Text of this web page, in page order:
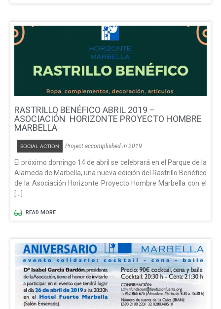
RASTRILLO BENÉFICO ABRIL 2019 –
ASOCIACIÓN HORIZONTE PROYECTO HOMBRE
MARBELLA
SOCIAL ACTION Project accomplished in 2019
El próximo domingo 14 de abril se celebrará en el Parque de la
Alameda de Marbella, una nueva edición del Rastrillo Benéfico
de la Asociación Horizonte Proyecto Hombre Marbella con el
[…]
READ MORE